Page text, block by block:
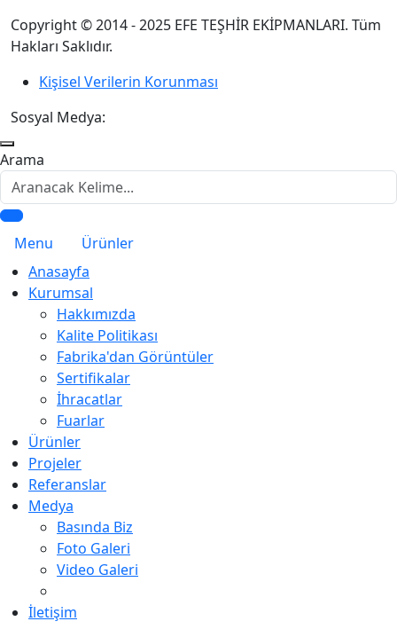
Copyright © 2014 - 2025 EFE TEŞHİR EKİPMANLARI. Tüm
Hakları Saklıdır.
Kişisel Verilerin Korunması
Sosyal Medya:
Arama
Menu
Ürünler
Anasayfa
Kurumsal
Hakkımızda
Kalite Politikası
Fabrika'dan Görüntüler
Sertifikalar
İhracatlar
Fuarlar
Ürünler
Projeler
Referanslar
Medya
Basında Biz
Foto Galeri
Video Galeri
İletişim